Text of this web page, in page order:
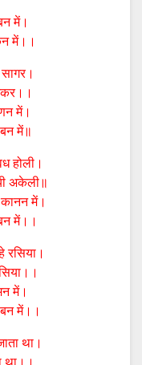
में।
में।।
में।
में॥
होली।
अकेली॥
में।
में।।
में।
में।।
था।